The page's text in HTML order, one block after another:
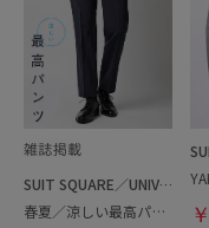
SUIT SQUARE／UNIVERSAL LANGUAGE
春夏／涼しい最高パンツ
￥